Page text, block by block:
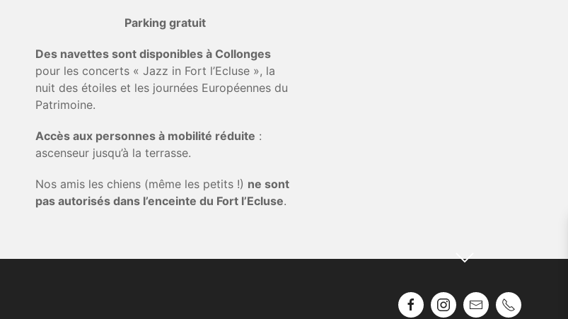
Parking gratuit
Des navettes sont disponibles à Collonges
pour les concerts « Jazz in Fort l’Ecluse », la
nuit des étoiles et les journées Européennes du
Patrimoine.
Accès aux personnes à mobilité réduite :
ascenseur jusqu’à la terrasse.
Nos amis les chiens (même les petits !) ne sont
pas autorisés dans l’enceinte du Fort l’Ecluse.